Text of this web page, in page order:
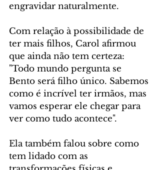
engravidar naturalmente.
Com relação à possibilidade de
ter mais filhos, Carol afirmou
que ainda não tem certeza:
"Todo mundo pergunta se
Bento será filho único. Sabemos
como é incrível ter irmãos, mas
vamos esperar ele chegar para
ver como tudo acontece".
Ela também falou sobre como
tem lidado com as